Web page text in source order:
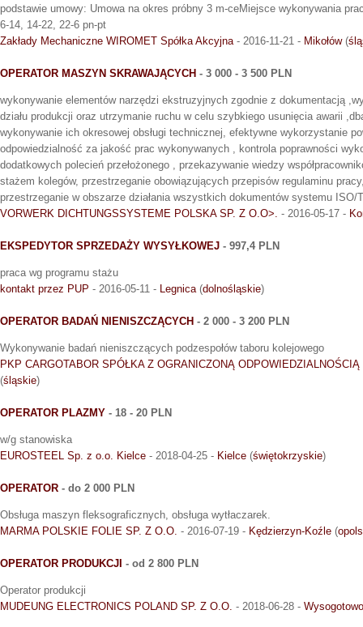
podstawie umowy: Umowa na okres próbny 3 m-ceMiejsce wykonywania
6-14, 14-22, 22-6 pn-pt
Zakłady Mechaniczne WIROMET Spółka Akcyjna- 2016-11-21 - Mikołów(
OPERATOR MASZYN SKRAWAJĄCYCH - 3 000 - 3 500 PLN
wykonywanie elementów narzędzi ekstruzyjnych zgodnie z dokumentacją
działu produkcji oraz utrzymanie ruchu w celu szybkiego usunięcia awarii
wykonywanie ich okresowej obsługi technicznej, efektywne wykorzystanie
odpowiedzialność za jakość prac wykonywanych , kontrola poprawności
dodatkowych polecień przełożonego , przekazywanie wiedzy
stażem kolegów, przestrzeganie obowiązujących przepisów regulaminu
przestrzeganie w obszarze działania wszystkich dokumentów systemu ISO/
VORWERK DICHTUNGSSYSTEME POLSKA SP. Z O.O>. - 2016-05-17 -
EKSPEDYTOR SPRZEDAŻY WYSYŁKOWEJ - 997,4 PLN
praca wg programu stażu
kontakt przez PUP - 2016-05-11 - Legnica(dolnośląskie)
OPERATOR BADAŃ NIENISZCZĄCYCH - 2 000 - 3 200 PLN
Wykonywanie badań nieniszczących podzespołów taboru kolejowego
PKP CARGOTABOR SPÓŁKA Z OGRANICZONĄ ODPOWIEDZIALNOŚCIĄ
(śląskie)
OPERATOR PLAZMY - 18 - 20 PLN
w/g stanowiska
EUROSTEEL Sp. z o.o. Kielce - 2018-04-25 - Kielce (świętokrzyskie)
OPERATOR - do 2 000 PLN
Obsługa maszyn fleksograficznych, obsługa wytłaczarek.
MARMA POLSKIE FOLIE SP. Z O.O. - 2016-07-19 - Kędzierzyn-Koźle (
OPERATOR PRODUKCJI - od 2 800 PLN
Operator produkcji
MUDEUNG ELECTRONICS POLAND SP. Z O.O. - 2018-06-28 - Wysogotowo